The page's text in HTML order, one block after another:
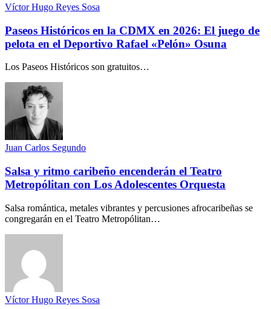
Víctor Hugo Reyes Sosa
Paseos Históricos en la CDMX en 2026: El juego de
pelota en el Deportivo Rafael «Pelón» Osuna
Los Paseos Históricos son gratuitos…
Juan Carlos Segundo
Salsa y ritmo caribeño encenderán el Teatro
Metropólitan con Los Adolescentes Orquesta
Salsa romántica, metales vibrantes y percusiones afrocaribeñas se
congregarán en el Teatro Metropólitan…
Víctor Hugo Reyes Sosa